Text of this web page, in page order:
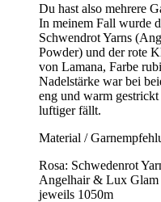
Du hast also mehrere
In meinem Fall wurde
Schwendrot Yarns
Powder) und der rote
von Lamana, Farbe
Nadelstärke war bei
eng und warm
luftiger fällt.
Material /
Rosa: Schwedenrot
Angelhair & Lux Glam
jeweils 1050m